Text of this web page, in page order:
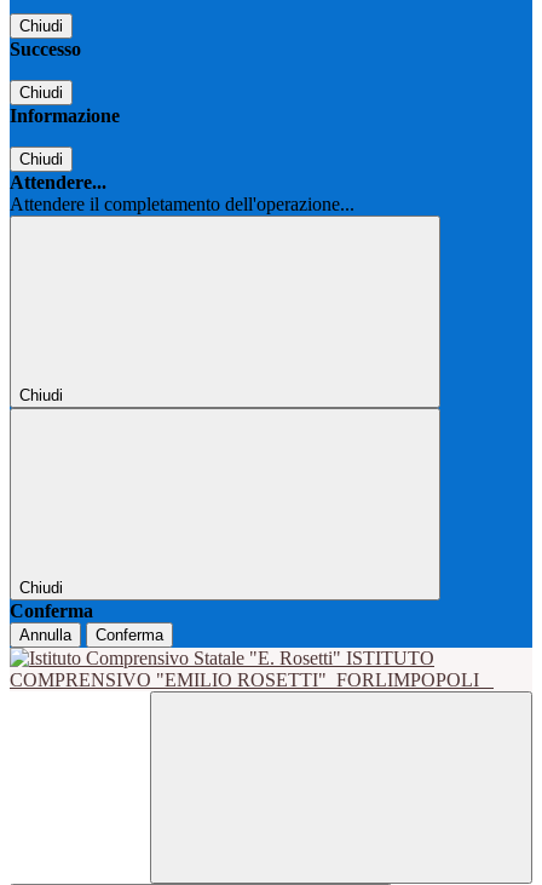
Chiudi
Successo
Chiudi
Informazione
Chiudi
Attendere...
Attendere il completamento dell'operazione...
Chiudi
Chiudi
Conferma
Annulla Conferma
ISTITUTO
COMPRENSIVO "EMILIO ROSETTI" FORLIMPOPOLI